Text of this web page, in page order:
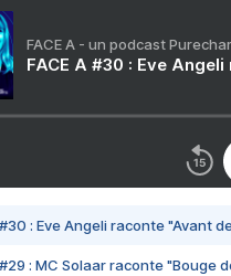
FACE A - un podcast
FACE A #30 : Eve
#30 : Eve Angeli raconte "Avant
#29 : MC Solaar raconte "Bouge